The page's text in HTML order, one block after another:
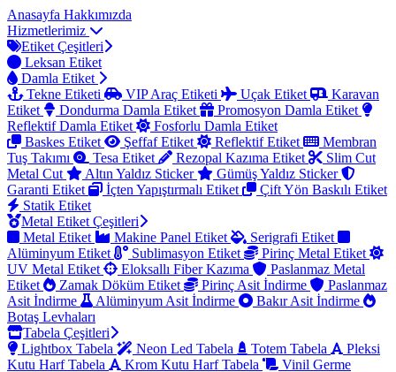
Anasayfa Hakkımızda
Hizmetlerimiz
Etiket Çeşitleri
Leksan Etiket
Damla Etiket
Tekne Etiketi
VIP Araç Etiketi Uçak Etiket
Karavan
Etiket
Dondurma Damla Etiket
Promosyon Damla Etiket
Reflektif Damla Etiket
Fosforlu Damla Etiket
Baskes Etiket
Şeffaf Etiket Reflektif Etiket
Membran
Tuş Takımı
Tesa Etiket Rezopal Kazıma Etiket
Slim Cut
Metal Cut
Altın Yaldız Sticker
Gümüş Yaldız Sticker
Garanti Etiket
İçten Yapıştırmalı Etiket
Çift Yön Baskılı Etiket
Statik Etiket
Metal Etiket Çeşitleri
Metal Etiket
Makine Panel Etiket
Serigrafi Etiket
Alüminyum Etiket
Sublimasyon Etiket
Pirinç Metal Etiket
UV Metal Etiket
Eloksallı Fiber Kazıma
Paslanmaz Metal
Etiket
Zamak Döküm Etiket Pirinç Asit İndirme
Paslanmaz
Asit İndirme
Alüminyum Asit İndirme
Bakır Asit İndirme
Botaş Levhaları
Tabela Çeşitleri
Lightbox Tabela
Neon Led Tabela Totem Tabela
Pleksi
Kutu Harf Tabela
Krom Kutu Harf Tabela
Vinil Germe